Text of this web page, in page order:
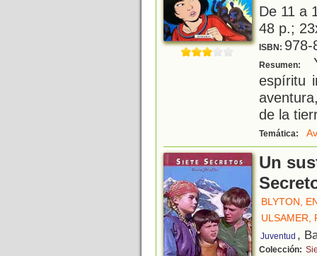
De 11 a
48 p.;
ISBN: 978-
Resumen:
espíritu
de la
Temática:
Un
BLYTON,
ULSAMER,
Juventud ,
Colección: